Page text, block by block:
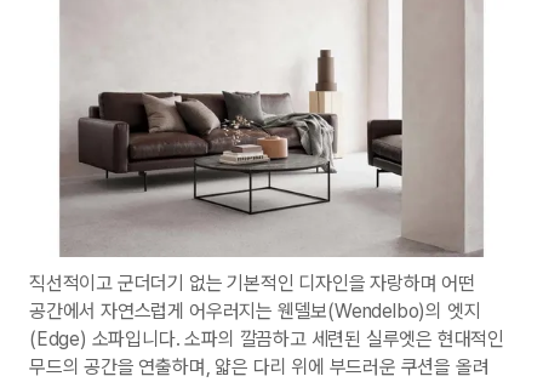
직선적이고 군더더기 없는 기본적인 디자인을 자랑하며 어떤
공간에서 자연스럽게 어우러지는 웬델보(Wendelbo)의 엣지
(Edge) 소파입니다. 소파의 깔끔하고 세련된 실루엣은 현대적인
무드의 공간을 연출하며, 얇은 다리 위에 부드러운 쿠션을 올려